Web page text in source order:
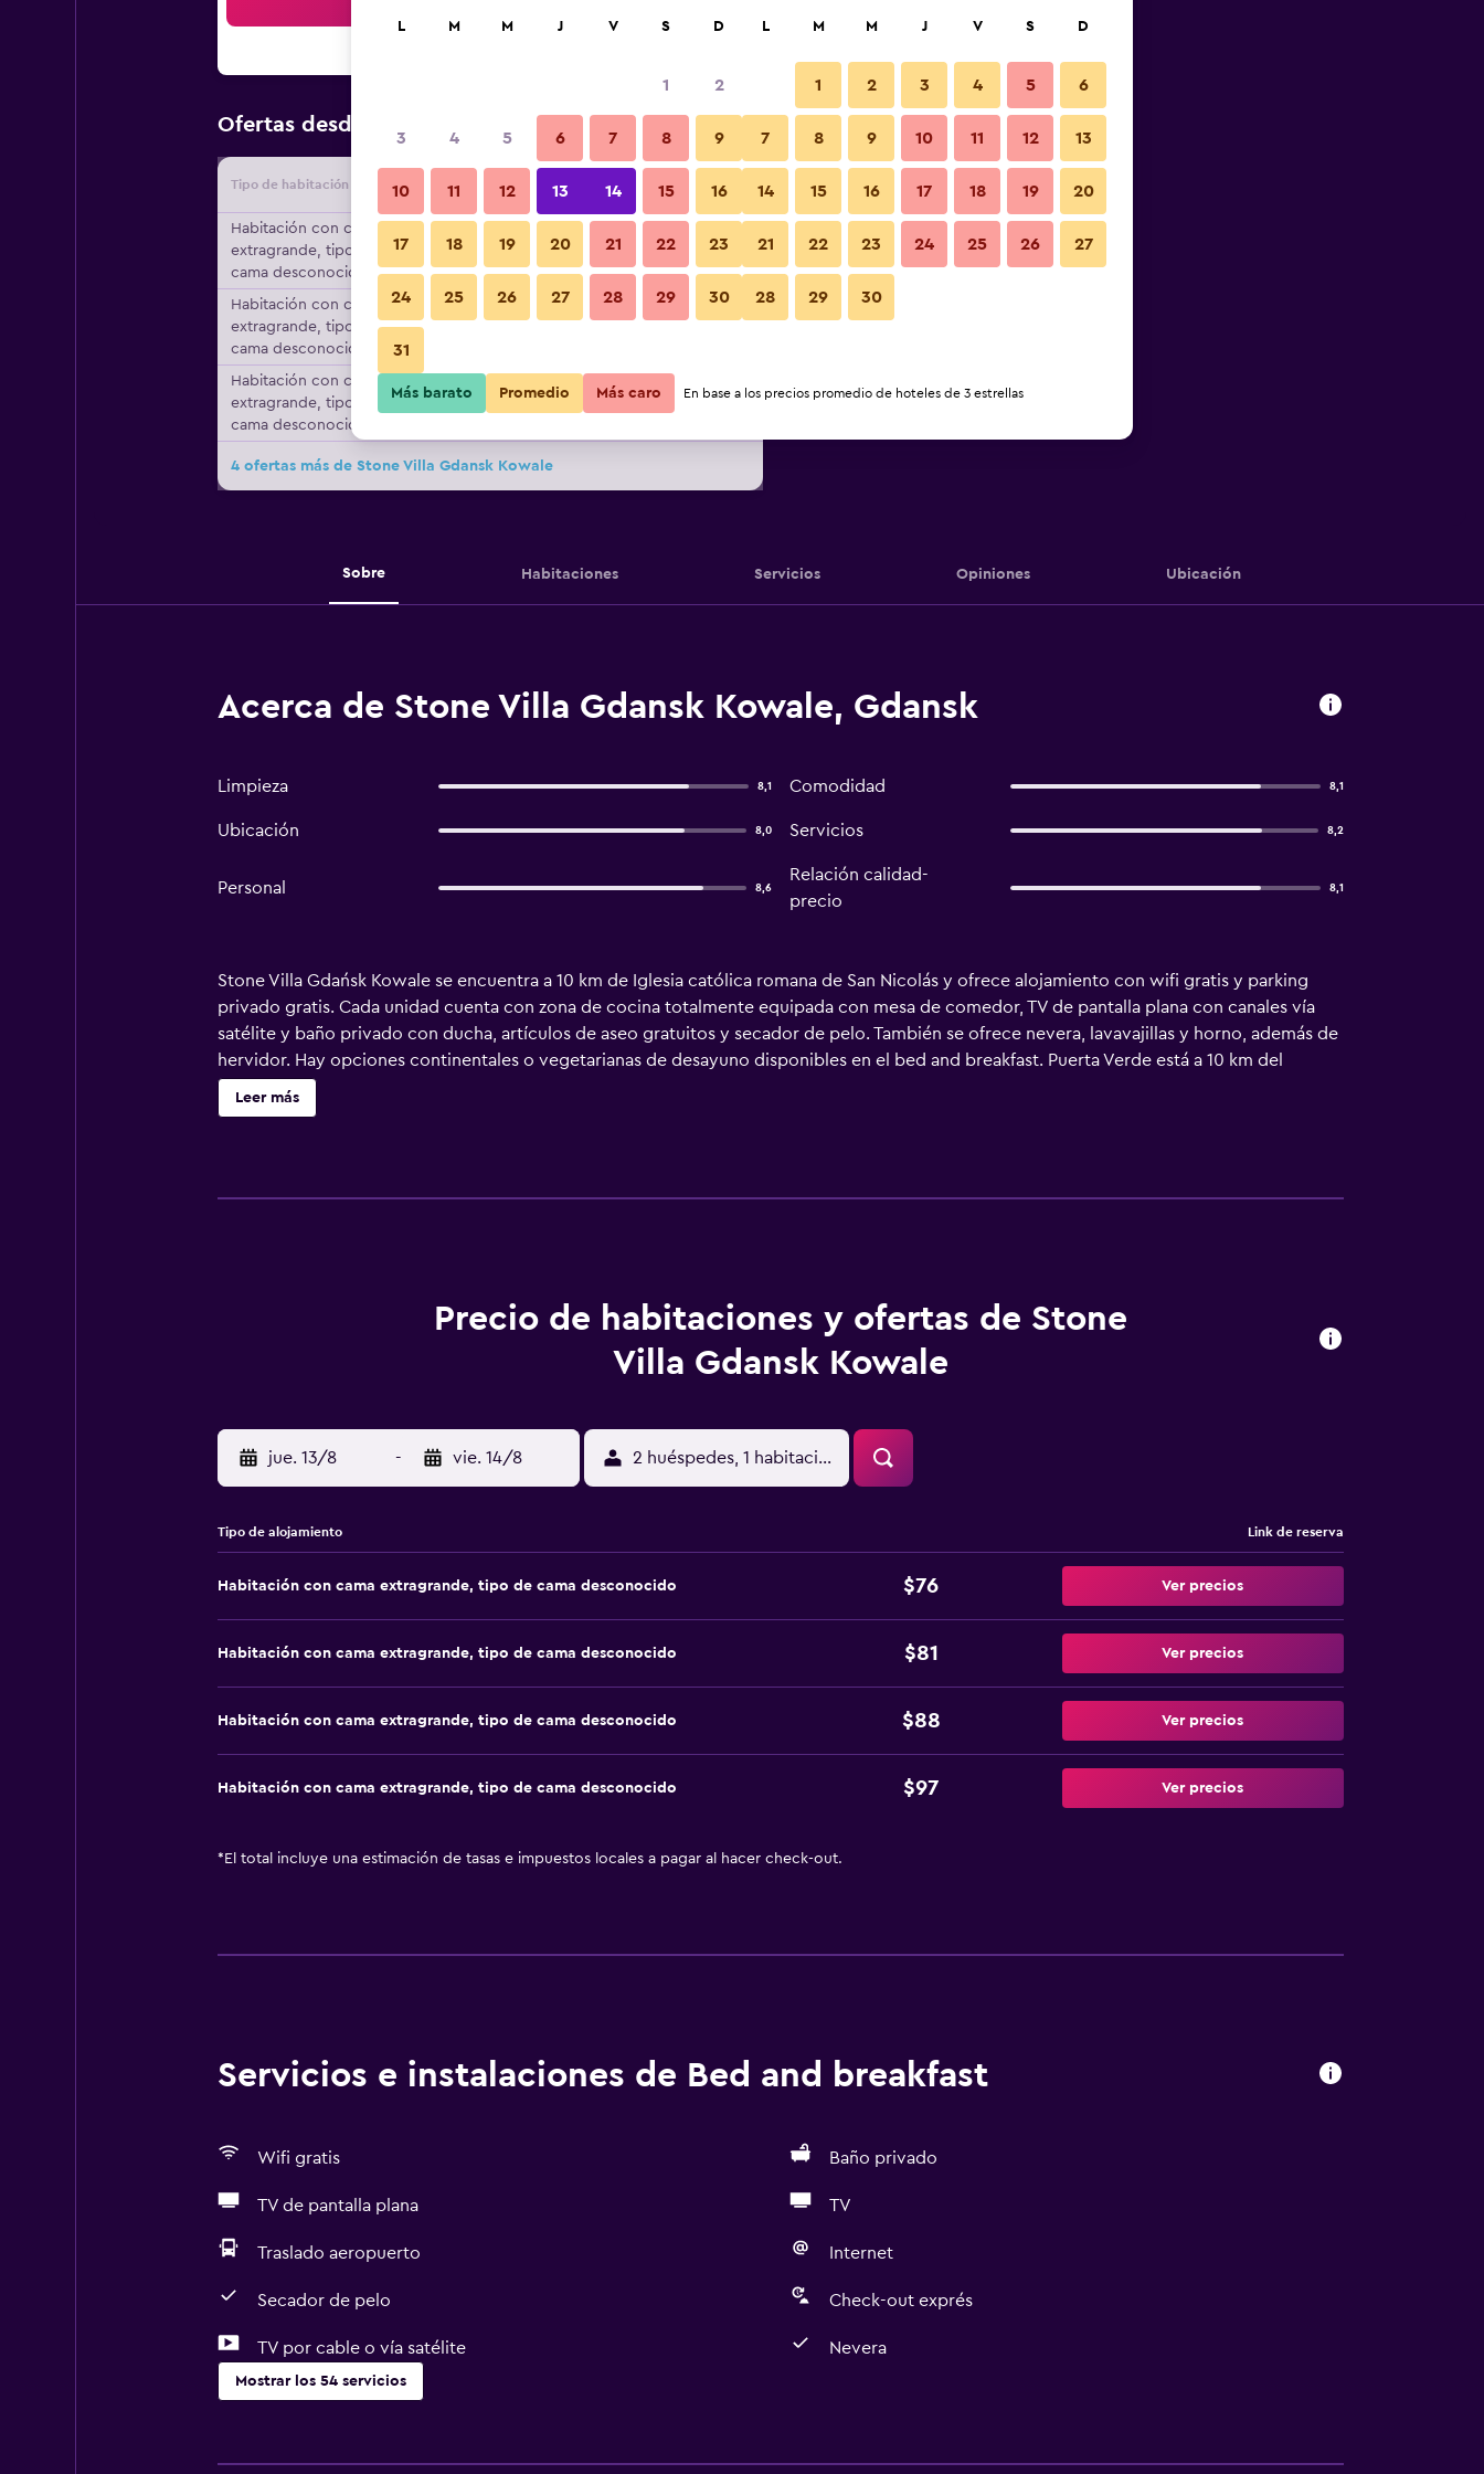
Ofertas desde Oferta más barata de precio por noche
Tipo de habitación Proveedor Total noche
Habitación con cama
extragrande, tipo de
cama desconocido
$76 Ver oferta
Habitación con cama
extragrande, tipo de
cama desconocido
Habitación con cama
extragrande, tipo de
cama desconocido
$88
4 ofertas más de Stone Villa Gdansk Kowale
Sobre Habitaciones Servicios Opiniones Ubicación
Acerca de Stone Villa Gdansk Kowale, Gdansk
Limpieza 8,1 Comodidad 8,1
Ubicación 8,0 Servicios 8,2
Personal 8,6
Relación calidad-
precio
8,1
Stone Villa Gdańsk Kowale se encuentra a 10 km de Iglesia católica romana de San Nicolás y ofrece alojamiento con wifi gratis y parking
privado gratis. Cada unidad cuenta con zona de cocina totalmente equipada con mesa de comedor, TV de pantalla plana con canales vía
satélite y baño privado con ducha, artículos de aseo gratuitos y secador de pelo. También se ofrece nevera, lavavajillas y horno, además de
hervidor. Hay opciones continentales o vegetarianas de desayuno disponibles en el bed and breakfast. Puerta Verde está a 10 km del
alojamiento, y Puente Largo está a 10 km. El aeropuerto (Aeropuerto de Gdańsk-Lech Wałęsa) está a 11 km.
Leer más
Precio de habitaciones y ofertas de Stone
Villa Gdansk Kowale
jue. 13/8 - vie. 14/8 2 huéspedes, 1 habitación
Tipo de alojamiento Link de reserva
Habitación con cama extragrande, tipo de cama desconocido $76 Ver precios
Habitación con cama extragrande, tipo de cama desconocido $81 Ver precios
Habitación con cama extragrande, tipo de cama desconocido $88 Ver precios
Habitación con cama extragrande, tipo de cama desconocido $97 Ver precios
* El total incluye una estimación de tasas e impuestos locales a pagar al hacer check-out.
Servicios e instalaciones de Bed and breakfast
Wifi gratis Baño privado
TV de pantalla plana TV
Traslado aeropuerto Internet
Secador de pelo Check-out exprés
TV por cable o vía satélite Nevera
Mostrar los 54 servicios
Copas
Wifi gratis
L M M J V S D
1 2
3 4 5 6 7 8 9
10 11 12 13 14 15 16
17 18 19 20 21 22 23
24 25 26 27 28 29 30
31
L M M J V S D
1 2 3 4 5 6
7 8 9 10 11 12 13
14 15 16 17 18 19 20
21 22 23 24 25 26 27
28 29 30
Más barato Promedio Más caro En base a los precios promedio de hoteles de 3 estrellas